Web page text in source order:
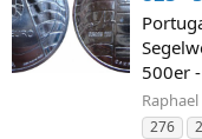
500er
Raphael
276